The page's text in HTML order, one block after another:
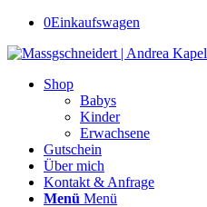
0Einkaufswagen
Shop
Babys
Kinder
Erwachsene
Gutschein
Über mich
Kontakt & Anfrage
Menü Menü